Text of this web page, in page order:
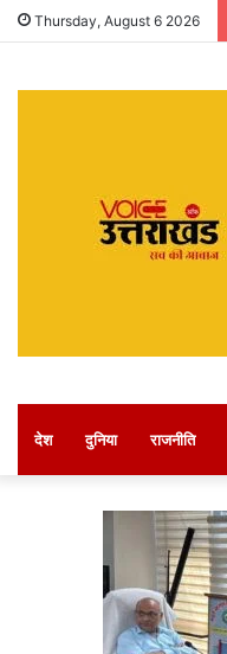
Thursday, August 6 2026
देश दुनिया राजनीति